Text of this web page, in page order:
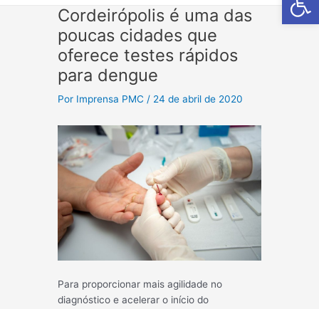
Cordeirópolis é uma das
poucas cidades que
oferece testes rápidos
para dengue
Por Imprensa PMC / 24 de abril de 2020
Para proporcionar mais agilidade no
diagnóstico e acelerar o início do